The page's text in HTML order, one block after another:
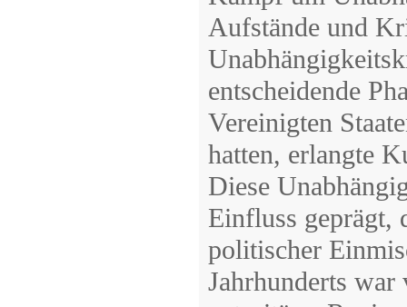
Aufstände und
entscheidende
Vereinigten
hatten, erlangte
Diese
Einfluss geprägt,
politischer
Jahrhunderts